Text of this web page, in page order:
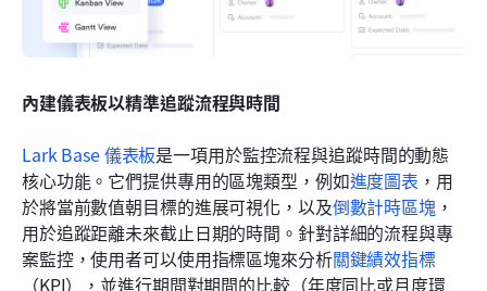
內建儀表板以精準追蹤流程與時間
Lark Base 儀表板是一項用於監控流程與追蹤時間的動態
核心功能。它們提供專用的區塊類型，例如進度圖表 ，用
於將當前數值朝目標的進展可視化，以及倒數計時區塊，
用於追蹤距離未來截止日期的時間。針對詳細的流程與專
案監控，使用者可以使用指標區塊來分析關鍵績效指標
（KPI），並進行期間對期間的比較（年度同比或月度環